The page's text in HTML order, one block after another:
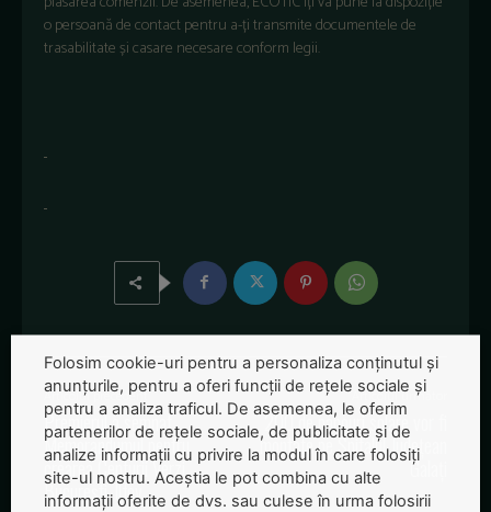
o persoană de contact pentru a-ți transmite documentele de
trasabilitate și casare necesare conform legii.
Articolul precedent
Premierul a semnat
Memorandumul pentru
crearea Centurii Verzi
Bucureşti-Ilfov
Articolul următor
200 de panouri solare vor fi
montate pe Spitalul Județean
Galați
Folosim cookie-uri pentru a personaliza conținutul și
anunțurile, pentru a oferi funcții de rețele sociale și
pentru a analiza traficul. De asemenea, le oferim
partenerilor de rețele sociale, de publicitate și de
analize informații cu privire la modul în care folosiți
site-ul nostru. Aceștia le pot combina cu alte
informații oferite de dvs. sau culese în urma folosirii